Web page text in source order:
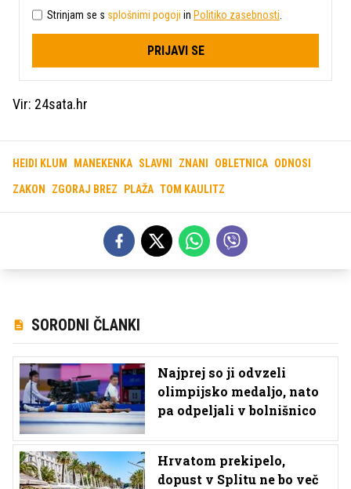
Strinjam se s splošnimi pogoji in Politiko zasebnosti
PRIJAVI SE
Vir: 24sata.hr
HEIDI KLUM MANEKENKA SLAVNI ZNANI OBLETNICA ODNOSI
ZAKON ZGORAJ BREZ PLAŽA TOM KAULITZ
SORODNI ČLANKI
Najprej so ji odvzeli
olimpijsko medaljo, nato
pa odpeljali v bolnišnico
Hrvatom prekipelo,
dopust v Splitu ne bo več